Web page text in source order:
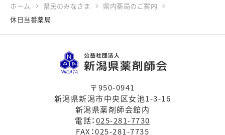
ホーム 県民のみなさま
県内薬局のご案内
休日当番薬局
〒950-0941
新潟県新潟市中央区女池1-3-16
新潟県薬剤師会館内
電話：025-281-7730
FAX：025-281-7735